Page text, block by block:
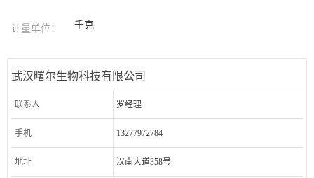
计量单位： 千克
武汉曙尔生物科技有限公司
联系人 罗经理
手机 13277972784
地址 汉南大道358号